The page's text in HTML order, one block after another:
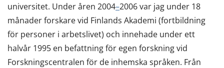
universitet. Under åren 2004–2006 var jag under 18
månader forskare vid Finlands Akademi (fortbildning
för personer i arbetslivet) och innehade under ett
halvår 1995 en befattning för egen forskning vid
Forskningscentralen för de inhemska språken. Från